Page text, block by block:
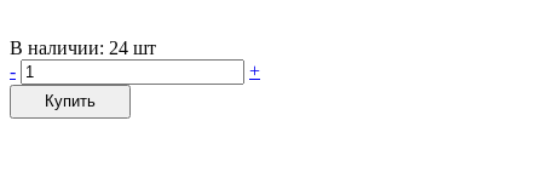
В наличии: 24 шт
-
+
Купить